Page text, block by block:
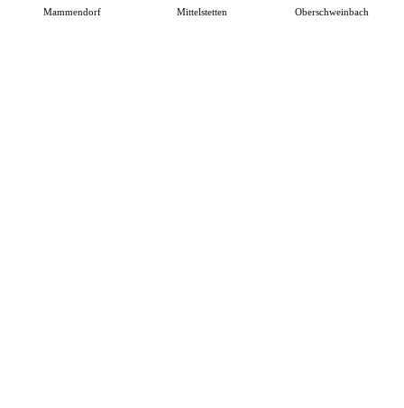
Mammendorf Mittelstetten Oberschweinbach